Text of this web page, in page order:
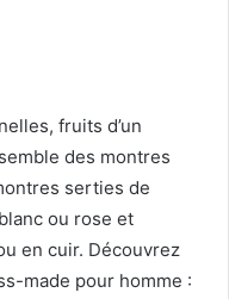
fruits d’un
des montres
serties de
ou rose et
en cuir. Découvrez
made pour homme :